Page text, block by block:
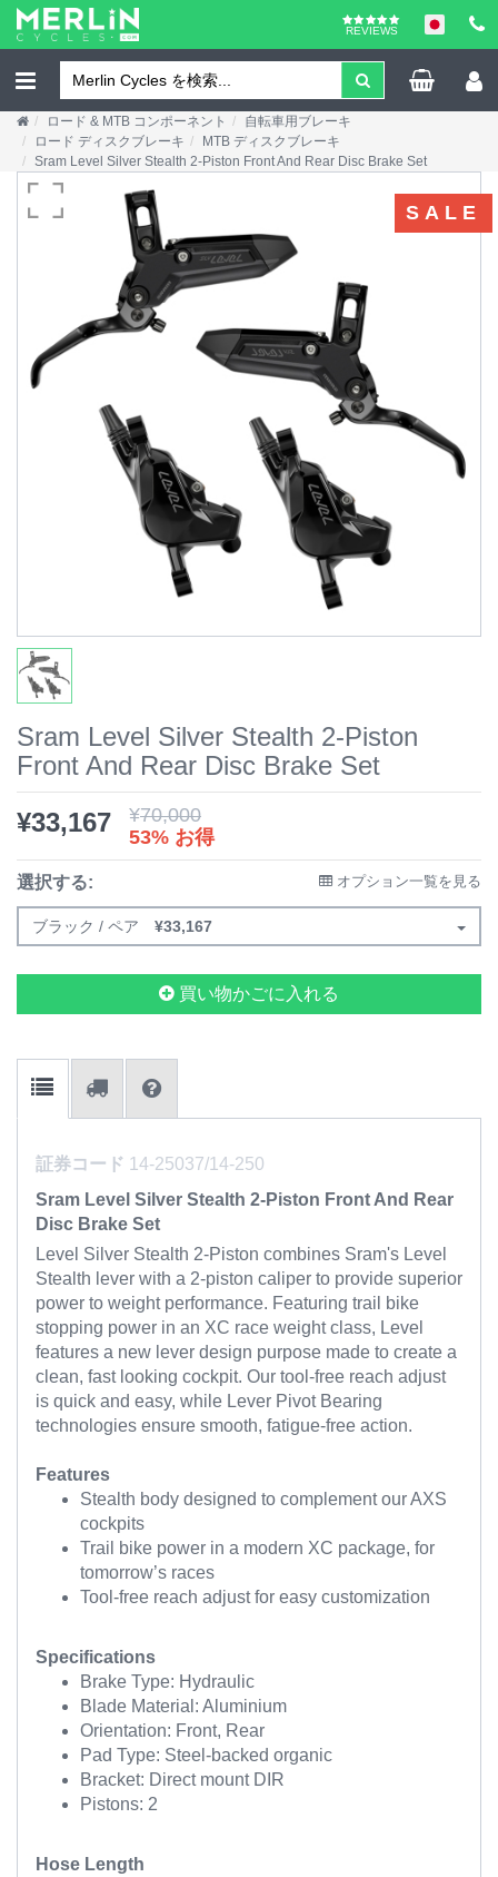
REVIEWS
ロード & MTB コンポーネント
自転車用ブレーキ
ロード ディスクブレーキ
MTB ディスクブレーキ
Sram Level Silver Stealth 2-Piston Front And Rear Disc Brake Set
SALE
Sram Level Silver Stealth 2-Piston
Front And Rear Disc Brake Set
¥33,167 ¥70,000
53% お得
選択する: オプション一覧を見る
ブラック / ペア ¥33,167
買い物かごに入れる
証券コード 14-25037/14-250
Sram Level Silver Stealth 2-Piston Front And Rear
Disc Brake Set
Level Silver Stealth 2-Piston combines Sram's Level
Stealth lever with a 2-piston caliper to provide superior
power to weight performance. Featuring trail bike
stopping power in an XC race weight class, Level
features a new lever design purpose made to create a
clean, fast looking cockpit. Our tool-free reach adjust
is quick and easy, while Lever Pivot Bearing
technologies ensure smooth, fatigue-free action.
Features
Stealth body designed to complement our AXS
cockpits
Trail bike power in a modern XC package, for
tomorrow’s races
Tool-free reach adjust for easy customization
Specifications
Brake Type: Hydraulic
Blade Material: Aluminium
Orientation: Front, Rear
Pad Type: Steel-backed organic
Bracket: Direct mount DIR
Pistons: 2
Hose Length